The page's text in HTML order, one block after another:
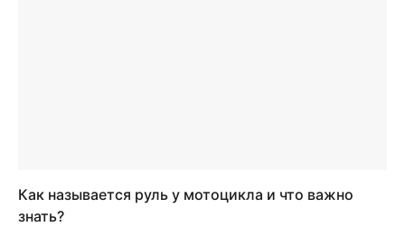
Как называется руль у мотоцикла и что важно
знать?